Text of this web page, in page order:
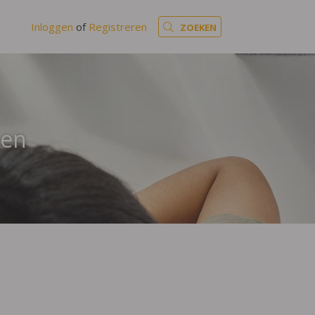
Inloggen of Registreren ZOEKEN